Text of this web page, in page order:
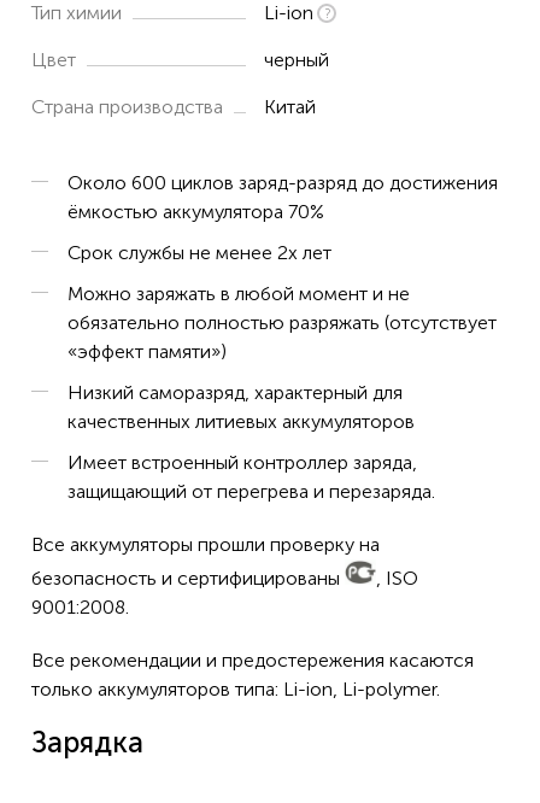
Kenwood TK-2300
Kenwood TK-2302
Kenwood TK-2306
Kenwood TK-2306M
Kenwood TK-2307
Kenwood TK-2307M
Kenwood TK-2312
Kenwood TK-2312E
Kenwood TK-2317
Kenwood TK-2317M
Kenwood TK-2317M2
Kenwood TK-2406
Kenwood TK-2406M
Kenwood TK-2407M
Kenwood TK-3200L-U15P
Тип химии Li-ion
Цвет черный
Страна производства Китай
Около 600 циклов заряд-разряд до достижения
ёмкостью аккумулятора 70%
Срок службы не менее 2х лет
Можно заряжать в любой момент и не
обязательно полностью разряжать (отсутствует
«эффект памяти»)
Низкий саморазряд, характерный для
качественных литиевых аккумуляторов
Имеет встроенный контроллер заряда,
защищающий от перегрева и перезаряда.
Все аккумуляторы прошли проверку на
безопасность и сертифицированы
, ISO
9001:2008.
Все рекомендации и предостережения касаются
только аккумуляторов типа: Li-ion, Li-polymer.
Зарядка